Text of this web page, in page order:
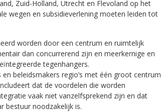
Zuid-Holland, Utrecht en Flevoland op het
wegen en subsidieverlening moeten leiden tot
worden door een centrum en ruimtelijk
dan concurrerend zijn en meerkernige en
tegenhangers.
beleidsmakers regio’s met één groot centrum
dat de voordelen die worden
vaak niet vanzelfsprekend zijn en dat
bestuur noodzakelijk is.